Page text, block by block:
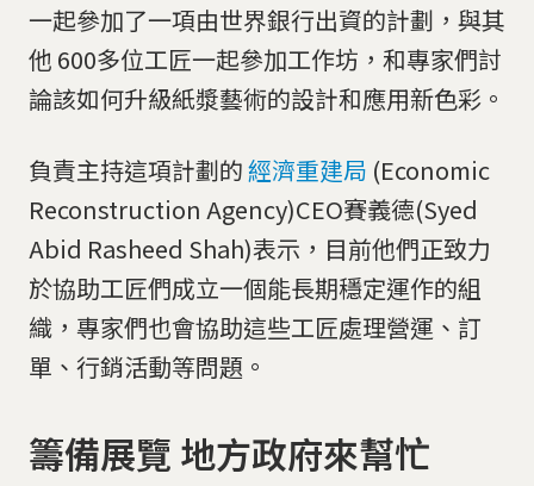
一起參加了一項由世界銀行出資的計劃，與其
他 600多位工匠一起參加工作坊，和專家們討
論該如何升級紙漿藝術的設計和應用新色彩。
負責主持這項計劃的經濟重建局 (Economic
Reconstruction Agency)CEO賽義德(Syed
Abid Rasheed Shah)表示，目前他們正致力
於協助工匠們成立一個能長期穩定運作的組
織，專家們也會協助這些工匠處理營運、訂
單、行銷活動等問題。
籌備展覽 地方政府來幫忙